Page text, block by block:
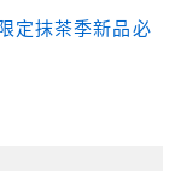
定抹茶季新品必